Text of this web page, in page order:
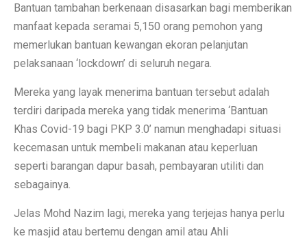
Bantuan tambahan berkenaan disasarkan bagi memberikan
manfaat kepada seramai 5,150 orang pemohon yang
memerlukan bantuan kewangan ekoran pelanjutan
pelaksanaan ‘lockdown’ di seluruh negara.
Mereka yang layak menerima bantuan tersebut adalah
terdiri daripada mereka yang tidak menerima ‘Bantuan
Khas Covid-19 bagi PKP 3.0’ namun menghadapi situasi
kecemasan untuk membeli makanan atau keperluan
seperti barangan dapur basah, pembayaran utiliti dan
sebagainya.
Jelas Mohd Nazim lagi, mereka yang terjejas hanya perlu
ke masjid atau bertemu dengan amil atau Ahli